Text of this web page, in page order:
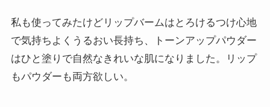
私も使ってみたけどリップバームはとろけるつけ心地
で気持ちよくうるおい長持ち、トーンアップパウダー
はひと塗りで自然なきれいな肌になりました。リップ
もパウダーも両方欲しい。